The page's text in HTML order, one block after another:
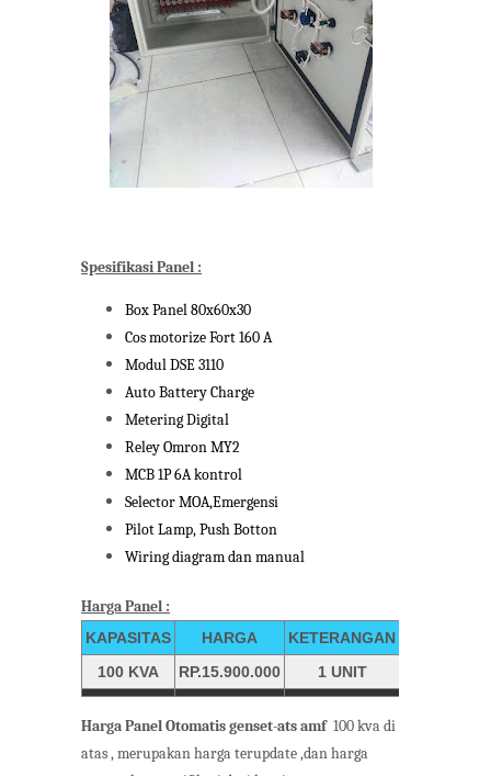
Spesifikasi Panel :
Box Panel 80x60x30
Cos motorize Fort 160 A
Modul DSE 3110
Auto Battery Charge
Metering Digital
Reley Omron MY2
MCB 1P 6A kontrol
Selector MOA,Emergensi
Pilot Lamp, Push Botton
Wiring diagram dan manual
Harga Panel :
KAPASITAS HARGA
KETERANGAN
100 KVA
RP.15.900.000 1 UNIT
Harga Panel Otomatis genset-ats amf100 kva di
atas , merupakan harga terupdate ,dan harga